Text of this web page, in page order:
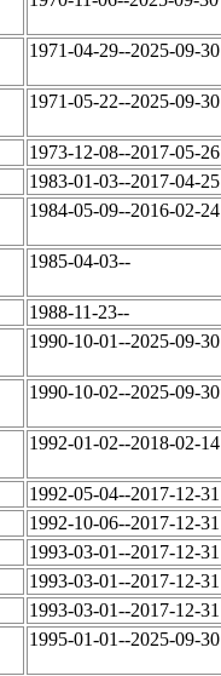
1971-04-29--2025-09-30
1971-05-22--2025-09-30
1973-12-08--2017-05-26
1983-01-03--2017-04-25
1984-05-09--2016-02-24
1985-04-03--
1988-11-23--
1990-10-01--2025-09-30
1990-10-02--2025-09-30
1992-01-02--2018-02-14
1992-05-04--2017-12-31
1992-10-06--2017-12-31
1993-03-01--2017-12-31
1993-03-01--2017-12-31
1993-03-01--2017-12-31
1995-01-01--2025-09-30